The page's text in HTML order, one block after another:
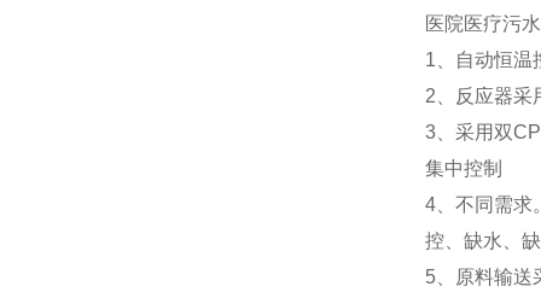
医院医疗污
1、自动恒温
2、反应器采
3、采用双
集中控制
4、不同需求
控、缺水、
5、原料输送